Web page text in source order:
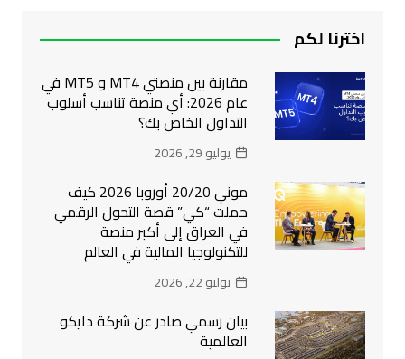
اخترنا لكم
مقارنة بين منصتي MT4 و MT5 في
عام 2026: أي منصة تناسب أسلوب
التداول الخاص بك؟
يوليو 29, 2026
موني 20/20 أوروبا 2026 كيف
حملت “كي” قصة التحول الرقمي
في العراق إلى أكبر منصة
للتكنولوجيا المالية في العالم
يوليو 22, 2026
بيان رسمي صادر عن شركة دايكو
العالمية